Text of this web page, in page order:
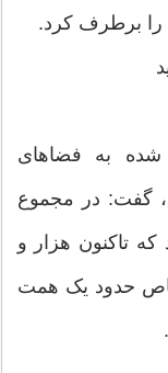
را برطرف کرد.
به فضاهای
گفت: در مجموع
که تاکنون هزار و
حدود یک همت